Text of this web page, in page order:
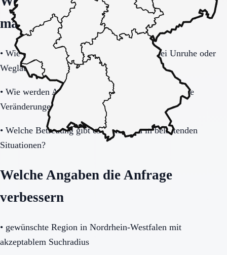
machen
• Wie tragfähig ist das Sicherheitskonzept bei Unruhe oder
Weglauftendenz?
• Wie werden Angehörige informiert und in wichtige
Veränderungen eingebunden?
• Welche Betreuung gibt es nachts und in belastenden
Situationen?
Welche Angaben die Anfrage
verbessern
• gewünschte Region in Nordrhein-Westfalen mit
akzeptablem Suchradius